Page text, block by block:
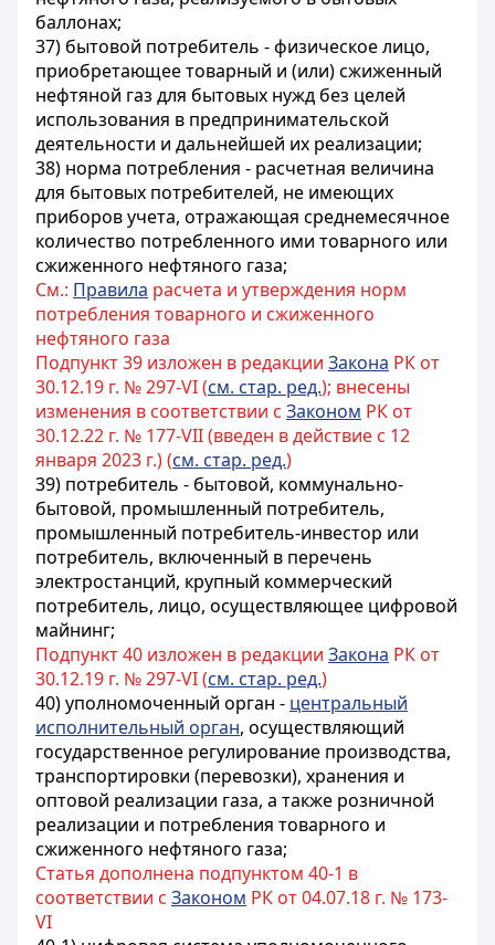
баллонах;
37) бытовой потребитель - физическое лицо,
приобретающее товарный и (или) сжиженный
нефтяной газ для бытовых нужд без целей
использования в предпринимательской
деятельности и дальнейшей их реализации;
38) норма потребления - расчетная величина
для бытовых потребителей, не имеющих
приборов учета, отражающая среднемесячное
количество потребленного ими товарного или
сжиженного нефтяного газа;
См.: Правила расчета и утверждения норм
потребления товарного и сжиженного
нефтяного газа
Подпункт 39 изложен в редакции Закона РК от
30.12.19 г. № 297-VI (см. стар. ред.); внесены
изменения в соответствии с Законом РК от
30.12.22 г. № 177-VII (введен в действие с 12
января 2023 г.) (см. стар. ред.)
39) потребитель - бытовой, коммунально-
бытовой, промышленный потребитель,
промышленный потребитель-инвестор или
потребитель, включенный в перечень
электростанций, крупный коммерческий
потребитель, лицо, осуществляющее цифровой
майнинг;
Подпункт 40 изложен в редакции Закона РК от
30.12.19 г. № 297-VI (см. стар. ред.)
40) уполномоченный орган - центральный
исполнительный орган, осуществляющий
государственное регулирование производства,
транспортировки (перевозки), хранения и
оптовой реализации газа, а также розничной
реализации и потребления товарного и
сжиженного нефтяного газа;
Статья дополнена подпунктом 40-1 в
соответствии с Законом РК от 04.07.18 г. № 173-
VI